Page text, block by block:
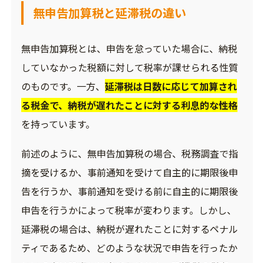
無申告加算税と延滞税の違い
無申告加算税とは、申告を怠っていた場合に、納税
していなかった税額に対して税率が課せられる性質
のものです。一方、 延滞税は日数に応じて加算され
る税金で、納税が遅れたことに対する利息的な性格
を持っています。
前述のように、無申告加算税の場合、税務調査で指
摘を受けるか、事前通知を受けて自主的に期限後申
告を行うか、事前通知を受ける前に自主的に期限後
申告を行うかによって税率が変わります。しかし、
延滞税の場合は、納税が遅れたことに対するペナル
ティであるため、どのような状況で申告を行ったか